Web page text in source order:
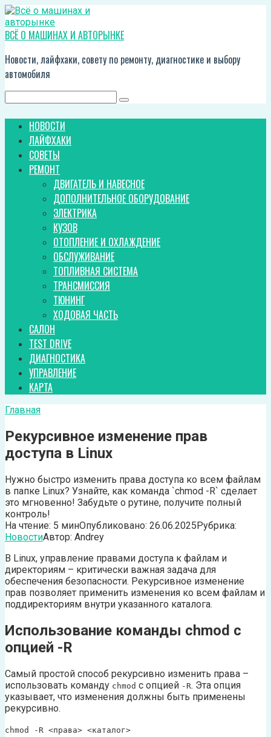
Перейти
к
контенту
ВСЁ О МАШИНАХ И АВТОРЫНКЕ
Новости, лайфхаки, совету по ремонту, диагностике и выбору
автомобиля
НОВОСТИ
ЛАЙФХАКИ
СОВЕТЫ
РЕМОНТ
ДВИГАТЕЛЬ И НАВЕСНОЕ
ДОПОЛНИТЕЛЬНОЕ ОБОРУДОВАНИЕ
ЭЛЕКТРИКА
КУЗОВ
ОТОПЛЕНИЕ И ОХЛАЖДЕНИЕ
ОБСЛУЖИВАНИЕ
ТОПЛИВНАЯ СИСТЕМА
ТРАНСМИССИЯ
ТЮНИНГ
ХОДОВАЯ ЧАСТЬ
САЛОН
TEST DRIVE
ДИАГНОСТИКА
УПРАВЛЕНИЕ
КАРТА
Главная
Рекурсивное изменение прав
доступа в Linux
Нужно быстро изменить права доступа ко всем файлам
в папке Linux? Узнайте, как команда `chmod -R` сделает
это мгновенно! Забудьте о рутине, получите полный
контроль!
На чтение: 5 минОпубликовано: 26.06.2025Рубрика:
НовостиАвтор: Andrey
В Linux, управление правами доступа к файлам и
директориям – критически важная задача для
обеспечения безопасности. Рекурсивное изменение
прав позволяет применить изменения ко всем файлам и
поддиректориям внутри указанного каталога.
Использование команды chmod с
опцией -R
Самый простой способ рекурсивно изменить права –
использовать команду chmod с опцией -R. Эта опция
указывает, что изменения должны быть применены
рекурсивно.
chmod -R <права> <каталог>